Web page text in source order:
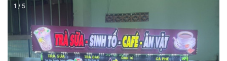
1 / 5